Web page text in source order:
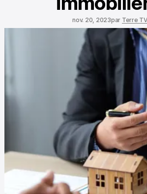
nov. 20, 2023par Terre TV